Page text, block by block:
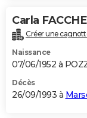
Carla
Créer une
Naissance
07/06/1952 à
Décès
26/09/1993 à